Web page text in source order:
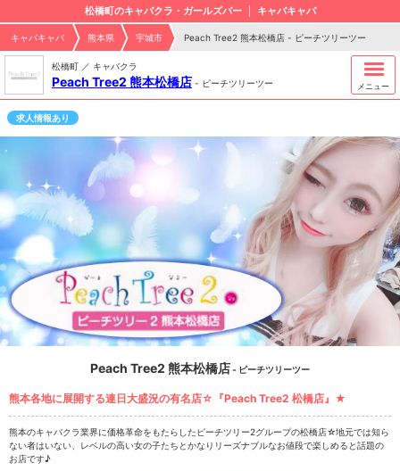
松橋町のキャバクラ・ガールズバー キャバキャバ
キャバキャバ 熊本県 宇城市 Peach Tree2 熊本松橋店 - ピーチツリーツー
松橋町 ／ キャバクラ
Peach Tree2 熊本松橋店 - ピーチツリーツー メニュー
求人情報あり
Peach Tree2 熊本松橋店- ピーチツリーツー
熊本各地に展開する連日大盛況の有名店☆『Peach Tree2 松橋店』★
熊本のキャバクラ業界に価格革命をもたらしたピーチツリー2グループの松橋店☆地元では知ら
ない者はいない、レベルの高い女の子たちとかなりリーズナブルなお値段で楽しめると話題の
お店です♪